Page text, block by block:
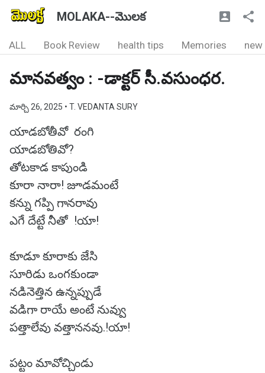
MOLAKA--మొలక
ALL Book Review health tips Memories new
మానవత్వం : -డాక్టర్ సీ.వసుంధర.
మార్చి 26, 2025 • T. VEDANTA SURY
యాడబోతీవో రంగి
యాడబోతివో?
తోటకాడ కాపుండి
కూరా నారా! జూడమంటే
కన్ను గప్పి గానరావు
ఎగే దేట్టే నీతో !యా!
కూడూ కూరాకు జేసి
సూరిడు ఒంగకుండా
నడినెత్తిన ఉన్నప్పుడే
వడిగా రాయే అంటే నువ్వు
పత్తాలేవు వత్తాననవు.!యా!
పట్టం మావోచ్చిండు